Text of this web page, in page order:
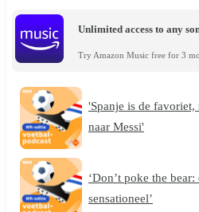
Unlimited access to any
Try Amazon Music free for 3
'Spanje is de
naar Messi'
‘Don’t poke the
sensationeel’